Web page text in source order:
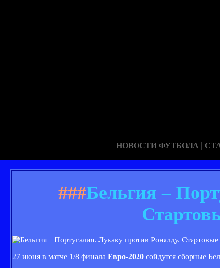
НОВОСТИ ФУТБОЛА |
###Бельгия –
27 июня в матче 1/8 финала Евро-2020 сойдутся сборные